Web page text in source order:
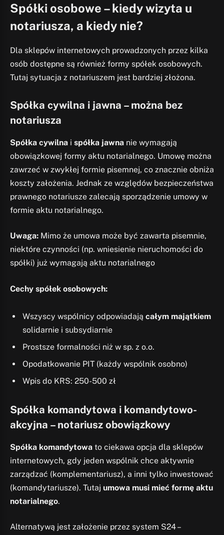
Spółki osobowe – kiedy wizyta u
notariusza, a kiedy nie?
Dla sklepów internetowych prowadzonych przez kilka
osób dostępne są również formy spółek osobowych.
Tutaj sytuacja z notariuszem jest bardziej złożona.
Spółka cywilna i jawna – można bez
notariusza
Spółka cywilna i spółka jawna nie wymagają
obowiązkowej formy aktu notarialnego. Umowę można
zawrzeć w zwykłej formie pisemnej, co znacznie obniża
koszty założenia. Jednak ze względów bezpieczeństwa
prawnego notariusze zalecają sporządzenie umowy w
formie aktu notarialnego.
Uwaga: Mimo że umowa może być zawarta pisemnie,
niektóre czynności (np. wniesienie nieruchomości do
spółki) już wymagają aktu notarialnego
Cechy spółek osobowych:
Wszyscy wspólnicy odpowiadają całym majątkiem
solidarnie i subsydiarnie
Prostsze formalności niż w sp. z o.o.
Opodatkowanie PIT (każdy wspólnik osobno)
Wpis do KRS: 250-500 zł
Spółka komandytowa i komandytowo-
akcyjna – notariusz obowiązkowy
Spółka komandytowa to ciekawa opcja dla sklepów
internetowych, gdy jeden wspólnik chce aktywnie
zarządzać (komplementariusz), a inni tylko inwestować
(komandytariusze). Tutaj umowa musi mieć formę aktu
notarialnego.
Alternatywą jest założenie przez system S24 –